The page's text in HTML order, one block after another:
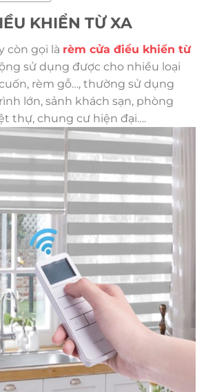
KHIỂN TỪ XA
còn gọi là rèm cửa điều khiển từ
sử dụng được cho nhiều loại
rèm gỗ…, thường sử dụng
lớn, sảnh khách sạn, phòng
thự, chung cư hiện đại….